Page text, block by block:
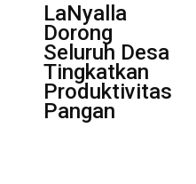
LaNyalla
Dorong
Seluruh Desa
Tingkatkan
Produktivitas
Pangan